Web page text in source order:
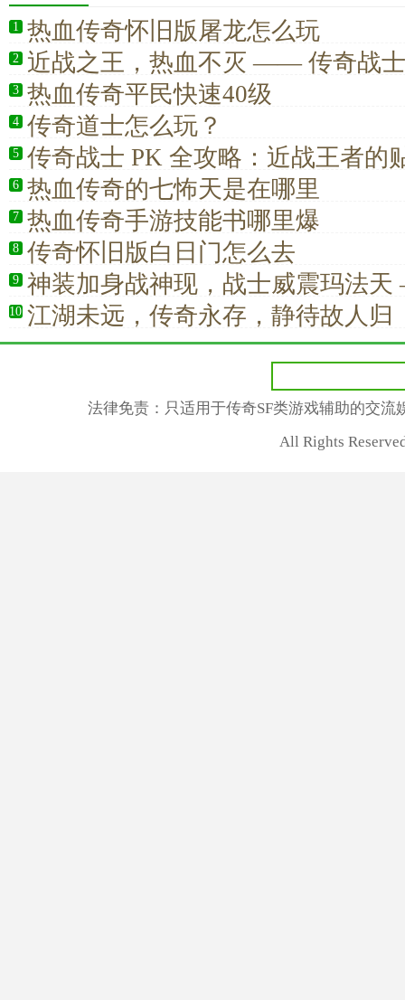
1 热血传奇怀旧版屠龙怎么玩
2
近战之王，热血不灭 —— 传奇战
法脊梁
3 热血传奇平民快速40级
4 传奇道士怎么玩？
5 传奇战士 PK 全攻略：近战王者的
6 热血传奇的七怖天是在哪里
7 热血传奇手游技能书哪里爆
8 传奇怀旧版白日门怎么去
9 神装加身战神现，战士威震玛法
装备养成传奇
10 江湖未远，传奇永存，静待故人归
法律免责：只适用于传奇SF类游戏辅助的交
All Rights